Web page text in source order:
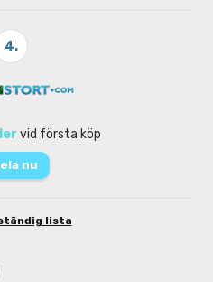
4.
vid första köp
nu
lista